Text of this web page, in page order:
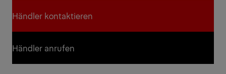
Händler kontaktieren
Händler kontaktieren
Händler anrufen